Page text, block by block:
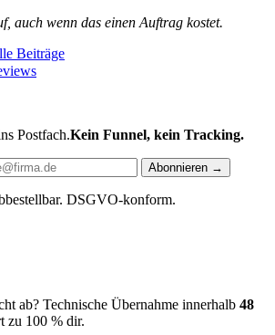
auch wenn das einen Auftrag kostet.
Beiträge
Postfach.Kein Funnel, kein Tracking.
Abonnieren →
DSGVO-konform.
ab? Technische Übernahme innerhalb 48
zu 100 % dir.